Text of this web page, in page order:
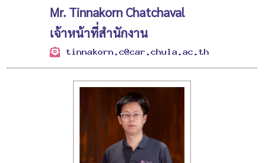
Mr. Tinnakorn Chatchaval
เจ้าหน้าที่สำนักงาน